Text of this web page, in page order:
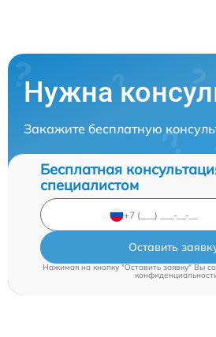
Нужна
Закажите бесплатную
Бесплатная
специалистом
Оставить
Нажимая на кнопку "Оставить заявку" Вы